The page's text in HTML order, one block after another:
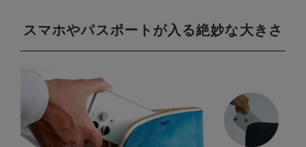
スマホやパスポートが入る絶妙な大きさ